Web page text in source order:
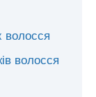
волосся
волосся